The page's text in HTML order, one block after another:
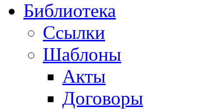
Библиотека
Ссылки
Шаблоны
Акты
Договоры